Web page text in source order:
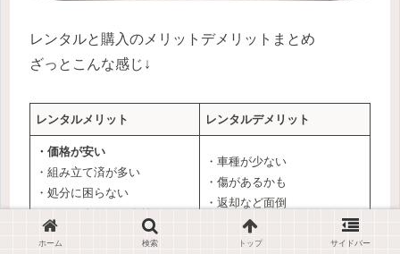
レンタルと購入のメリットデメリットまとめ
ざっとこんな感じ↓
レンタルメリット レンタルデメリット
・価格が安い
・組み立て済が多い
・処分に困らない
・メンテナンスとクリーニン
グ済
・車種が少ない
・傷があるかも
・返却など面倒
・弁償や解約忘れ
ホーム 検索 トップ サイドバー